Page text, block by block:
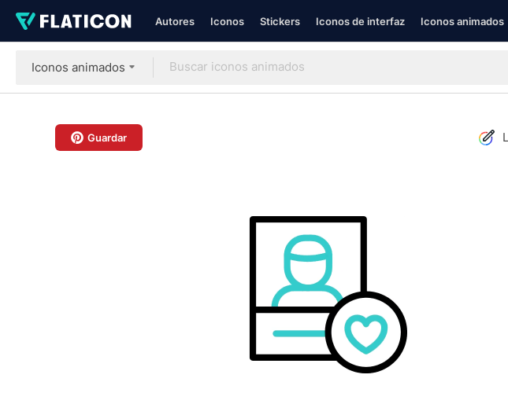
Autores Iconos Stickers Iconos de interfaz Iconos animados
Iconos animados
Guardar